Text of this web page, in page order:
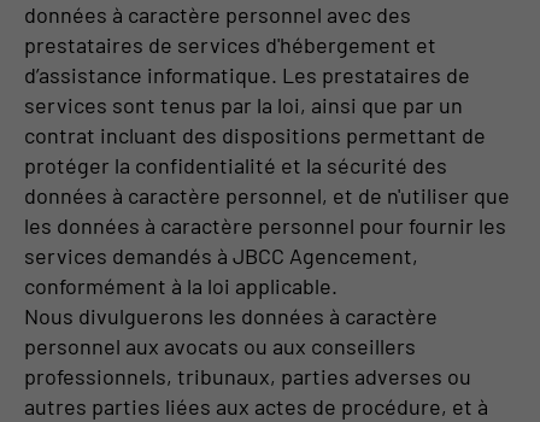
données à caractère personnel avec des
prestataires de services d'hébergement et
d’assistance informatique. Les prestataires de
services sont tenus par la loi, ainsi que par un
contrat incluant des dispositions permettant de
protéger la confidentialité et la sécurité des
données à caractère personnel, et de n'utiliser que
les données à caractère personnel pour fournir les
services demandés à JBCC Agencement,
conformément à la loi applicable.
Nous divulguerons les données à caractère
personnel aux avocats ou aux conseillers
professionnels, tribunaux, parties adverses ou
autres parties liées aux actes de procédure, et à